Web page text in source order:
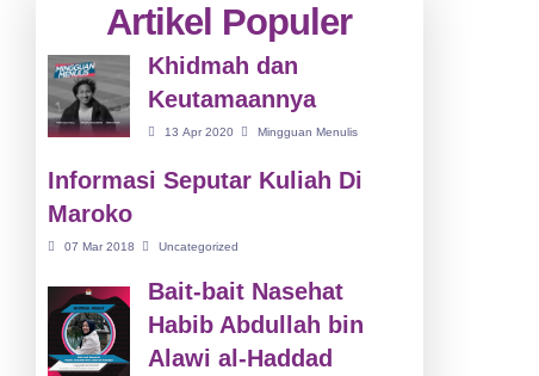
Artikel Populer
Khidmah dan
Keutamaannya
13 Apr 2020 Mingguan Menulis
Informasi Seputar Kuliah Di
Maroko
07 Mar 2018 Uncategorized
Bait-bait Nasehat
Habib Abdullah bin
Alawi al-Haddad